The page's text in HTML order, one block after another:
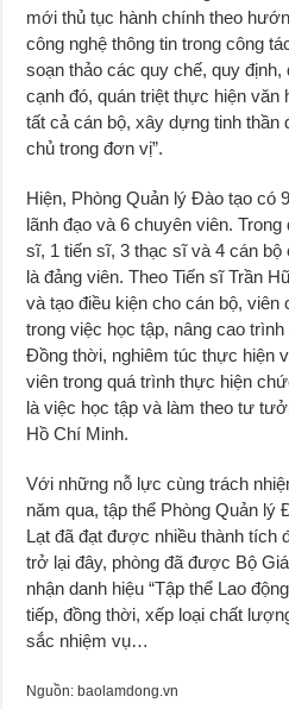
mới thủ tục hành chính theo
công nghệ thông tin trong công
soạn thảo các quy chế, quy
cạnh đó, quán triệt thực hiện văn
tất cả cán bộ, xây dựng tinh thần
chủ trong đơn vị”.
Hiện, Phòng Quản lý Đào tạo có
lãnh đạo và 6 chuyên viên.
sĩ, 1 tiến sĩ, 3 thạc sĩ và 4 cán bộ
là đảng viên. Theo Tiến sĩ Trần
và tạo điều kiện cho cán bộ,
trong việc học tập, nâng cao
Đồng thời, nghiêm túc thực hiện
viên trong quá trình thực hiện
là việc học tập và làm theo tư
Hồ Chí Minh.
Với những nỗ lực cùng trách
năm qua, tập thể Phòng Quản
Lạt đã đạt được nhiều thành tích
trở lại đây, phòng đã được Bộ
nhận danh hiệu “Tập thể Lao
tiếp, đồng thời, xếp loại chất
sắc nhiệm vụ…
Nguồn: baolamdong.vn